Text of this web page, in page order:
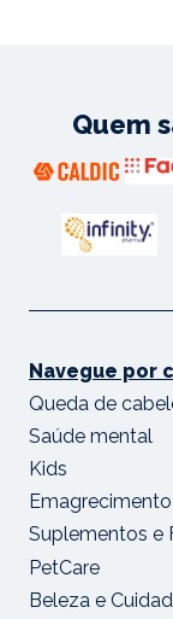
Quem
Navegue por
Queda de
Saúde mental
Kids
Emagrecimento
Suplementos e
PetCare
Beleza e